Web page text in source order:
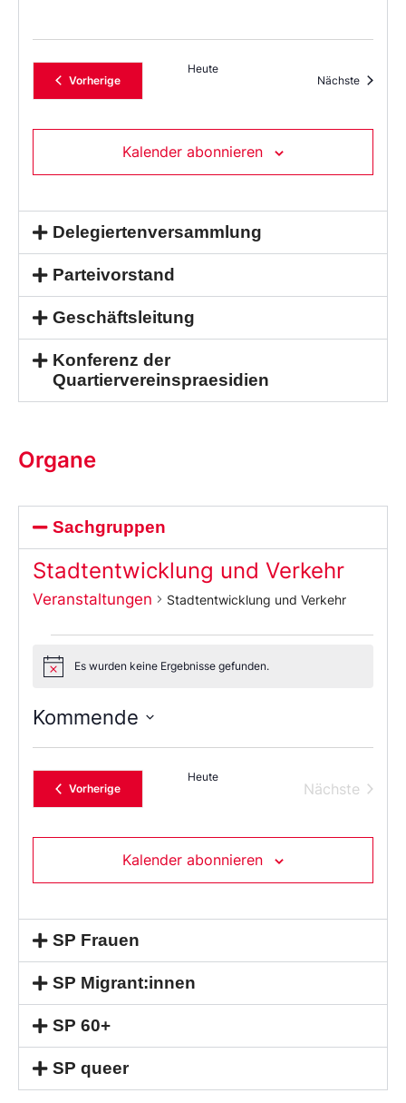
VorherigeVeranstaltungen
Heute
Nächste
Kalender abonnieren
Delegiertenversammlung
Parteivorstand
Geschäftsleitung
Konferenz der
Quartiervereinspraesidien
Organe
Sachgruppen
Stadtentwicklung und Verkehr
Veranstaltungen Stadtentwicklung und Verkehr
NoticeEs wurden keine Ergebnisse gefunden.
Kommende
Sie
das
Datum
aus.
VorherigeVeranstaltungen
Heute
Nächste
Kalender abonnieren
SP Frauen
SP Migrant:innen
SP 60+
SP queer